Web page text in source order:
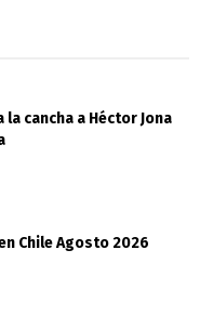
cancha a Héctor Jona
Chile Agosto 2026